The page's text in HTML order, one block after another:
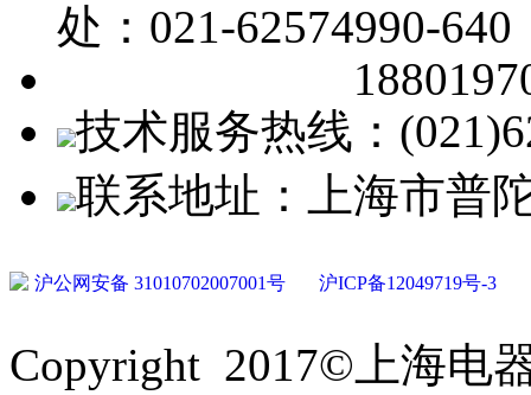
处：021-62574990-640
技术服务热线：
联系地址：上海市普
沪公网安备 31010702007001号 沪ICP备12049719号-3
Copyright 2017©上海电